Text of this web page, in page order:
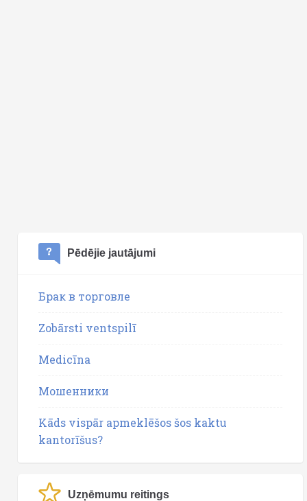
Pēdējie jautājumi
Брак в торговле
Zobārsti ventspilī
Medicīna
Мошенники
Kāds vispār apmeklēšos šos kaktu
kantorīšus?
Uzņēmumu reitings